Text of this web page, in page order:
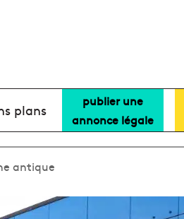
plans
publier une
annonce légale
antique